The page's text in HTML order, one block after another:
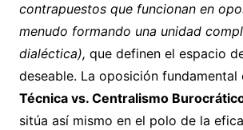
contrapuestos que funcionan en
menudo formando una unidad
dialéctica), que definen el espacio
deseable. La oposición fundamental
Técnica vs. Centralismo
sitúa así mismo en el polo de la